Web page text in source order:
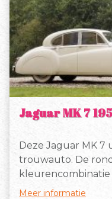
Jaguar MK 7
Deze Jaguar MK 7
trouwauto. De
wijnrood, hebben
Meer informatie